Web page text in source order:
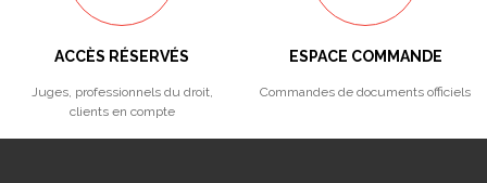
ACCÈS RÉSERVÉS
Juges, professionnels du droit,
clients en compte
ESPACE COMMANDE
Commandes de documents officiels